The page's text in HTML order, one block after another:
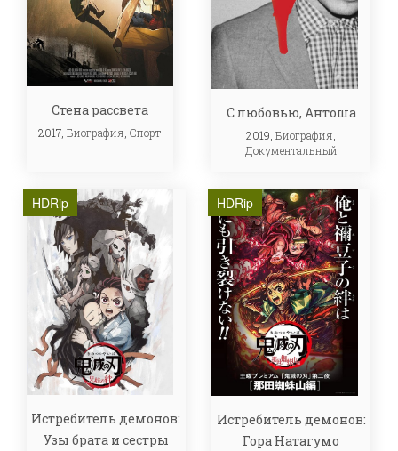
Стена рассвета
2017,Биография,Спорт
С любовью, Антоша
2019,Биография,
Документальный
HDRip
Истребитель демонов:
Узы брата и сестры
HDRip
Истребитель демонов:
Гора Натагумо